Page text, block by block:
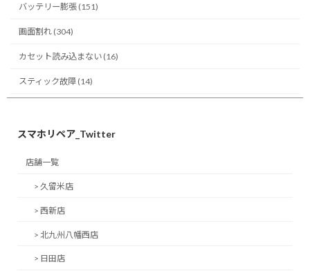
バッテリー膨張 (151)
画面割れ (304)
カセット読み込まない (16)
スティック故障 (14)
スマホリペア_Twitter
店舗一覧
> 久留米店
> 西新店
> 北九州八幡西店
> 日田店